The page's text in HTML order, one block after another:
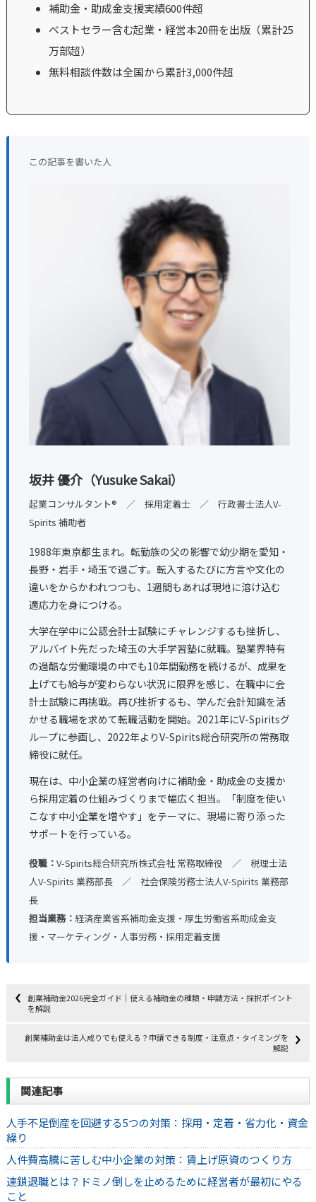
補助金・助成金支援実績600件超
ベストセラー含む起業・経営本20冊を出版（累計25
万部超）
無料相談件数は全国から累計3,000件超
この記事を書いた人
坂井 優介（Yusuke Sakai）
起業コンサルタント® ／ 採用定着士 ／ 行政書士法人V-
Spirits 補助者
1988年東京都生まれ。転勤族の父の影響で幼少期を愛知・
長野・岩手・埼玉で過ごす。転入するたびに方言や文化の
違いをからかわれつつも、1週間もあれば現地に溶け込む
適応力を身につける。
大学在学中に公認会計士試験にチャレンジするも挫折し、
アルバイト先だった埼玉の大手学習塾に就職。塾業界特有
の過酷な労働環境の中でも10年間勤務を続けるが、成果を
上げても給与が変わらない状況に限界を感じ、在職中に会
計士試験に再挑戦。再び挫折するも、学んだ会計知識を活
かせる職場を求めて転職活動を開始。2021年にV-Spiritsグ
ループに参画し、2022年よりV-Spirits総合研究所の常務取
締役に就任。
現在は、中小企業の経営者向けに補助金・助成金の支援か
ら採用定着の仕組みづくりまで幅広く担当。「制度を使い
こなす中小企業を増やす」をテーマに、現場に寄り添った
サポートを行っている。
役職： V-Spirits総合研究所株式会社 常務取締役 ／ 税理士法
人V-Spirits 業務部長 ／ 社会保険労務士法人V-Spirits 業務部
長
担当業務： 経済産業省系補助金支援・厚生労働省系助成金支
援・マーケティング・人事労務・採用定着支援
創業補助金2026完全ガイド｜使える補助金の種類・申請方法・採択ポイント
を解説
創業補助金は法人成りでも使える？申請できる制度・注意点・タイミングを
解説
関連記事
人手不足倒産を回避する5つの対策：採用・定着・省力化・資金
繰り
人件費高騰に苦しむ中小企業の対策：賃上げ原資のつくり方
連鎖退職とは？ドミノ倒しを止めるために経営者が最初にやる
こと